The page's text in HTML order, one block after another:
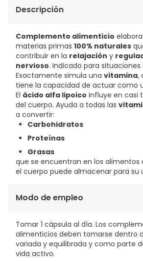
Descripción
Complemento alimenticio
materias primas 100% naturales
contribuir en la relajación y
nervioso. Indicado para situaciones
Exactamente simula una vitamina,
tiene la capacidad de actuar como
El ácido alfa lipoico influye en casi
del cuerpo. Ayuda a todas las
a convertir:
Carbohidratos
Proteínas
Grasas
que se encuentran en los alimentos
el cuerpo puede almacenar para su
Modo de empleo
Tomar 1 cápsula al día. Los
alimenticios deben tomarse dentro
variada y equilibrada y como parte
vida activo.